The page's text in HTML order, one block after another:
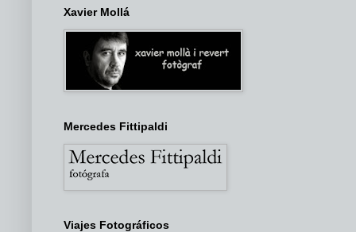
Xavier Mollá
Mercedes Fittipaldi
Viajes Fotográficos